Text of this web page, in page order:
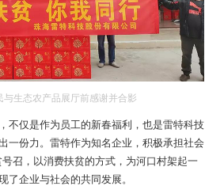
与生态农产品展厅前感谢并合影
不仅是作为员工的新春福利，也是雷特科技
一份力。雷特作为知名企业，积极承担社会
召，以消费扶贫的方式，为河口村架起一
了企业与社会的共同发展。